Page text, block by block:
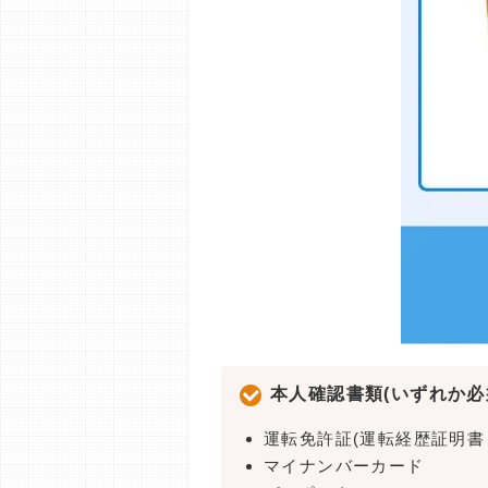
本人確認書類(いずれか
運転免許証(運転経歴証明書
マイナンバーカード